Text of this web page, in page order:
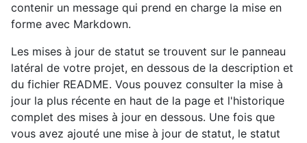
contenir un message qui prend en charge la mise en
forme avec Markdown.
Les mises à jour de statut se trouvent sur le panneau
latéral de votre projet, en dessous de la description et
du fichier README. Vous pouvez consulter la mise à
jour la plus récente en haut de la page et l'historique
complet des mises à jour en dessous. Une fois que
vous avez ajouté une mise à jour de statut, le statut